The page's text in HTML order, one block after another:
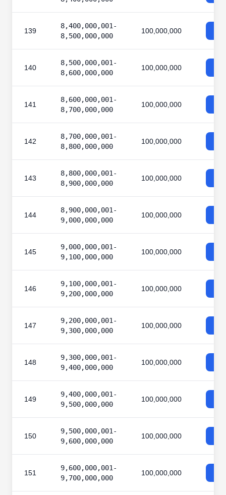
139
8,400,000,001-
8,500,000,000
100,000,000
140
8,500,000,001-
8,600,000,000
100,000,000
141
8,600,000,001-
8,700,000,000
100,000,000
142
8,700,000,001-
8,800,000,000
100,000,000
143
8,800,000,001-
8,900,000,000
100,000,000
144
8,900,000,001-
9,000,000,000
100,000,000
145
9,000,000,001-
9,100,000,000
100,000,000
146
9,100,000,001-
9,200,000,000
100,000,000
147
9,200,000,001-
9,300,000,000
100,000,000
148
9,300,000,001-
9,400,000,000
100,000,000
149
9,400,000,001-
9,500,000,000
100,000,000
150
9,500,000,001-
9,600,000,000
100,000,000
151
9,600,000,001-
9,700,000,000
100,000,000